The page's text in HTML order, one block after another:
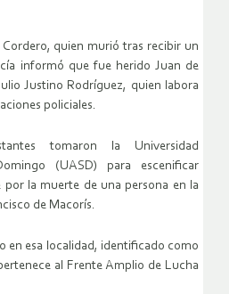
Cordero, quien murió tras recibir un
informó que fue herido Juan de
Justino Rodríguez, quien labora
policiales.
tomaron la Universidad
(UASD) para escenificar
la muerte de una persona en la
de Macorís.
en esa localidad, identificado como
al Frente Amplio de Lucha